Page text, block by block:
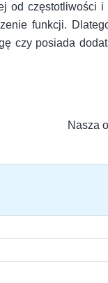
od częstotliwości
funkcji.
czy posiada
Nasza